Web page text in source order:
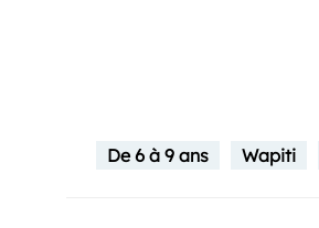
De 6 à 9 ans Wapiti